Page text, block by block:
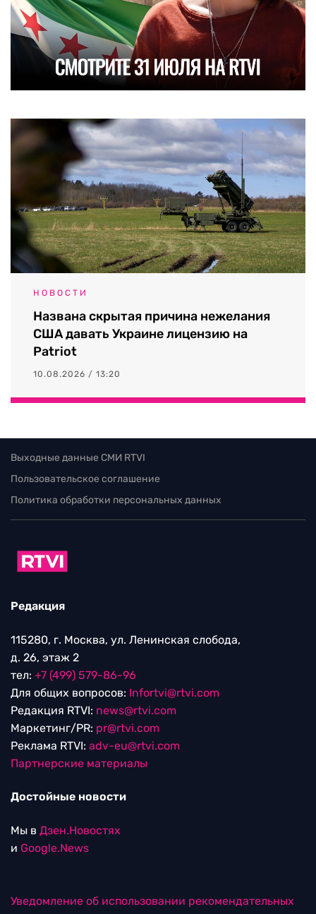
НОВОСТИ
Названа скрытая причина нежелания
США давать Украине лицензию на
Patriot
10.08.2026 / 13:20
Выходные данные СМИ RTVI
Пользовательское соглашение
Политика обработки персональных данных
Редакция
115280, г. Москва, ул. Ленинская слобода,
д. 26, этаж 2
тел: +7 (499) 579-86-96
Для общих вопросов: Infortvi@rtvi.com
Редакция RTVI: news@rtvi.com
Маркетинг/PR: pr@rtvi.com
Реклама RTVI: adv-eu@rtvi.com
Партнерские материалы
Достойные новости
Мы в Дзен.Новостях
и Google.News
Уведомление об использовании рекомендательных